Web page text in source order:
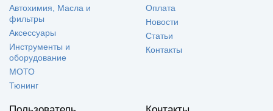
Автохимия, Масла и
фильтры
Аксессуары
Инструменты и
оборудование
МОТО
Тюнинг
Оплата
Новости
Статьи
Контакты